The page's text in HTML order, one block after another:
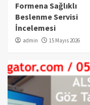
Formena Sağlıklı
Beslenme Servisi
İncelemesi
admin 15 Mayıs 2026